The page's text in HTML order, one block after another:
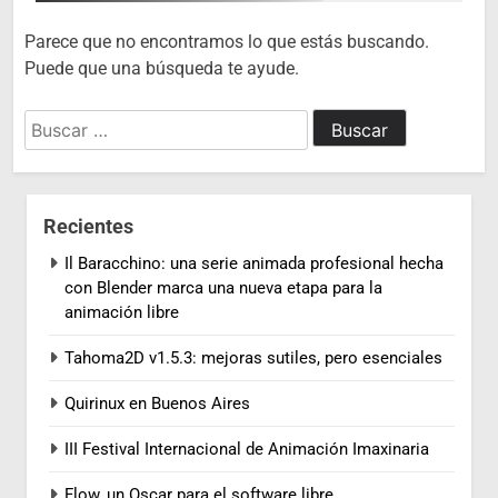
Parece que no encontramos lo que estás buscando.
Puede que una búsqueda te ayude.
Buscar:
Recientes
Il Baracchino: una serie animada profesional hecha
con Blender marca una nueva etapa para la
animación libre
Tahoma2D v1.5.3: mejoras sutiles, pero esenciales
Quirinux en Buenos Aires
III Festival Internacional de Animación Imaxinaria